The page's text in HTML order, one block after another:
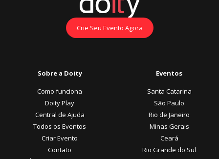
Crie Seu Evento Agora
Sobre a Doity
Como funciona
Doity Play
Central de Ajuda
Todos os Eventos
Criar Evento
Contato
Eventos
Santa Catarina
São Paulo
Rio de Janeiro
Minas Gerais
Ceará
Rio Grande do Sul